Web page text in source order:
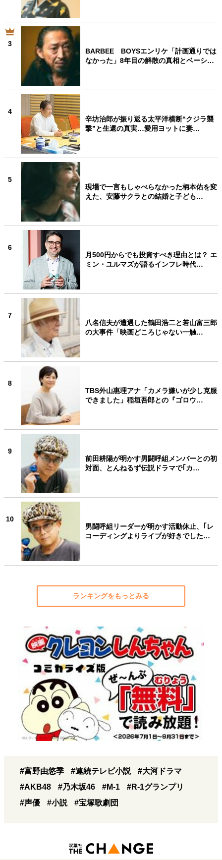
3
BARBEE BOYSエンリケ「計画通りでは
なかった」8年目の解散の真相とベーシ…
4
辛坊治郎が振り返る太平洋横断“クジラ襲
撃”と生還の真実…愛用ヨットに妻…
5
現場で一言もしゃべらなかった柄本佑を変
えた、安藤サクラとの結婚と子ども…
6
月500円からでも投資すべき理由とは？ エ
ミン・ユルマズが語るインフレ時代…
7
八名信夫が遭遇した鶴田浩二と若山富三郎
の大事件「映画どころじゃない一触…
8
TBS外山惠理アナ「カメラ嫌いが少し克服
できました」稲垣吾郎との『ゴロウ…
9
前田耕陽が明かす男闘呼組メンバーとの初
対面、とんねるず伝説ドラマで｢カ…
10
男闘呼組リーダーが明かす活動休止、｢レ
コーディングよりライブが好きでした…
ランキングをもっとみる
#富野由悠季 #連続テレビ小説
#大河ドラマ
#AKB48
#乃木坂46 #M-1
#R-1グランプリ
#声優
#小説 #宝塚歌劇団